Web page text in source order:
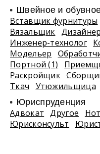
Швейное и
Вставщик фурнитуры
Вязальщик Дизайнер
Инженер-технолог
Модельер
Портной (1)
Раскройщик
Ткач
Утюжильщица
Юриспруденция
Адвокат Другое
Юрисконсульт